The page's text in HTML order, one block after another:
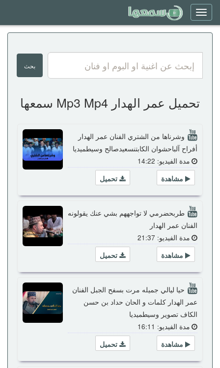
Toggle
navigation
تحميل عمر الهدار Mp3 Mp4 سمعها
وشرناها من الشتري الفنان عمر الهدار
أفراح آلباحشوان الكابتنسعيدصالح وسيطميديا
مدة الفيديو: 14:22
تحميل
مشاهدة
طربحضرمي لا تواجههم بشي عنك يقولونه
الفنان عمر الهدار
مدة الفيديو: 21:37
تحميل
مشاهدة
حيا ليالي جميله مرت بسفح الجبل الفنان
عمر الهدار كلمات و الحان حداد بن حسن
الكاف تصوير وسيطميديا
مدة الفيديو: 16:11
تحميل
مشاهدة